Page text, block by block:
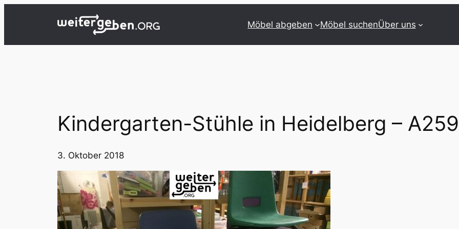
Möbel abgeben Möbel suchenÜber uns
Kindergarten-Stühle in Heidelberg –
3. Oktober 2018